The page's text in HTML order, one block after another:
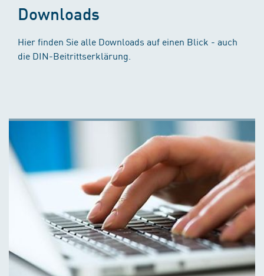
Downloads
Hier finden Sie alle Downloads auf einen Blick - auch
die DIN-Beitrittserklärung.